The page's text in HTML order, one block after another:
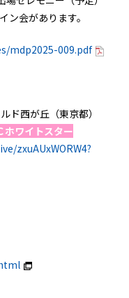
会があります。
mdp2025-009.pdf
ド西が丘（東京都）
ホワイトスター
zxuAUxWORW4?